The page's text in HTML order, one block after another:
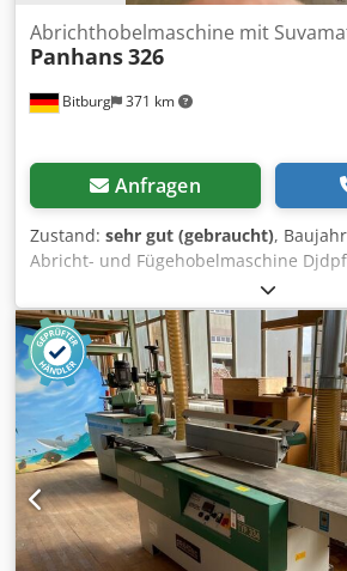
Bitburg 371 km
Abrichthobelmaschine mit
Panhans326
Anfragen
Zustand: sehr gut (gebraucht),
Abricht- und Fügehobelmaschine
Typ: 326 Bj. 1989 Hobelbreite: 630 mm
mm Abnahmetisch: 1150 mm
Antriebs-Drehstrommotor: 5,5 KW
5000 U/min Platzbedarf: 2800 x 1000
1400 kg Hebelbedienung für
Messerwelle Wendemesser Zubehör:
Zustand Standort: ab Lager 54634
verfügbar - Zwischenverkauf